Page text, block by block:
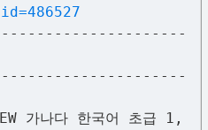
가나다 한국어 초급 1,